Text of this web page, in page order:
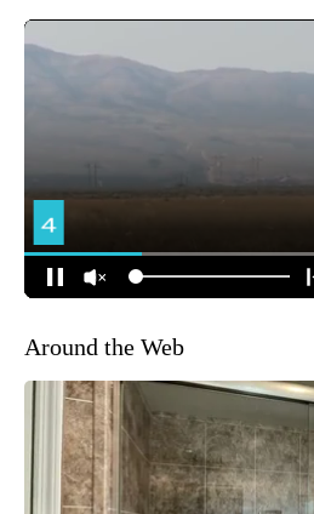
Around the Web